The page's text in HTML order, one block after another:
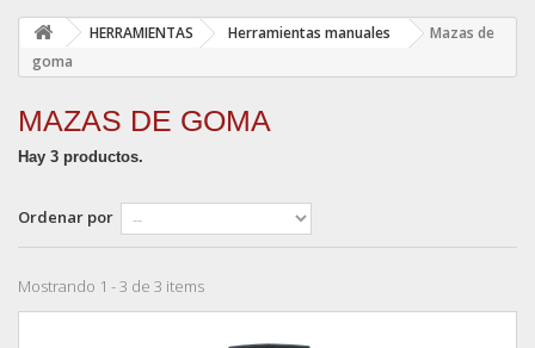
HERRAMIENTAS Herramientas manuales
Mazas de
goma
MAZAS DE GOMA
Hay 3 productos.
Ordenar por
Mostrando 1 - 3 de 3 items